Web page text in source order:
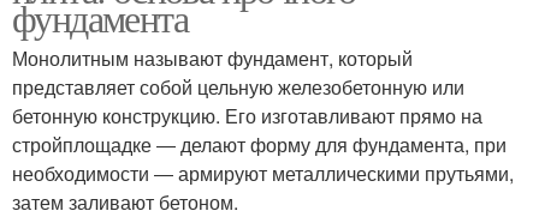
фундамента
Монолитным называют фундамент, который
представляет собой цельную железобетонную или
бетонную конструкцию. Его изготавливают прямо на
стройплощадке ― делают форму для фундамента, при
необходимости ― армируют металлическими прутьями,
затем заливают бетоном.